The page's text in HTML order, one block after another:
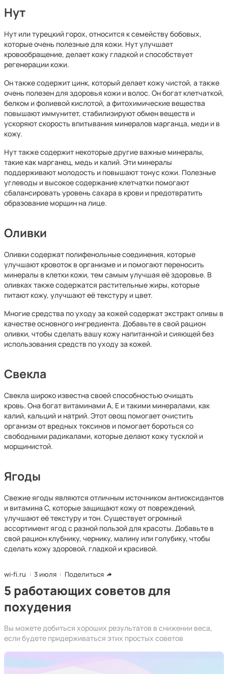
Нут
Нут или турецкий горох, относится к семейству бобовых,
которые очень полезные для кожи. Нут улучшает
кровообращение, делает кожу гладкой и способствует
регенерации кожи.
Он также содержит цинк, который делает кожу чистой, а также
очень полезен для здоровья кожи и волос. Он богат клетчаткой,
белком и фолиевой кислотой, а фитохимические вещества
повышают иммунитет, стабилизируют обмен веществ и
ускоряют скорость впитывания минералов марганца, меди и в
кожу.
Нут также содержит некоторые другие важные минералы,
такие как марганец, медь и калий. Эти минералы
поддерживают молодость и повышают тонус кожи. Полезные
углеводы и высокое содержание клетчатки помогают
сбалансировать уровень сахара в крови и предотвратить
образование морщин на лице.
Оливки
Оливки содержат полифенольные соединения, которые
улучшают кровоток в организме и и помогают переносить
минералы в клетки кожи, тем самым улучшая её здоровье. В
оливках также содержатся растительные жиры, которые
питают кожу, улучшают её текстуру и цвет.
Многие средства по уходу за кожей содержат экстракт оливы в
качестве основного ингредиента. Добавьте в свой рацион
оливки, чтобы сделать вашу кожу напитанной и сияющей без
использования средств по уходу за кожей.
Свекла
Свекла широко известна своей способностью очищать
кровь. Она богат витаминами А, Е и такими минералами, как
калий, кальций и натрий. Этот овощ помогает очистить
организм от вредных токсинов и помогает бороться со
свободными радикалами, которые делают кожу тусклой и
морщинистой.
Ягоды
Свежие ягоды являются отличным источником антиоксидантов
и витамина С, которые защищают кожу от повреждений,
улучшают её текстуру и тон. Существует огромный
ассортимент ягод с разной пользой для красоты. Добавьте в
свой рацион клубнику, чернику, малину или голубику, чтобы
сделать кожу здоровой, гладкой и красивой.
wi-fi.ru 3 июля Поделиться
5 работающих советов для
похудения
Вы можете добиться хороших результатов в снижении веса,
если будете придерживаться этих простых советов